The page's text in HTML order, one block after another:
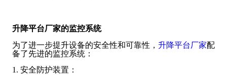
升降平台厂家的监控系统
为了进一步提升设备的安全性和可靠性， 升降平台厂家配
备了先进的监控系统：
1. 安全防护装置：